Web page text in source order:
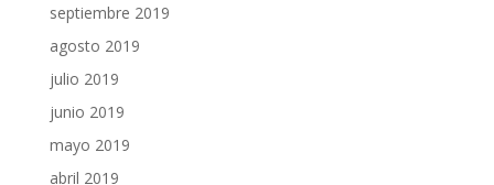
septiembre 2019
agosto 2019
julio 2019
junio 2019
mayo 2019
abril 2019